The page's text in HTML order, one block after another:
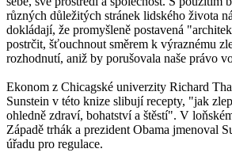
různých důležitých stránek lidského života
dokládají, že promyšleně postavená
postrčit, šťouchnout směrem k výraznému
rozhodnutí, aniž by porušovala naše právo
Ekonom z Chicagské univerzity Richard
Sunstein v této knize slibují recepty, "jak
ohledně zdraví, bohatství a štěstí". V
Západě trhák a prezident Obama jmenoval
úřadu pro regulace.